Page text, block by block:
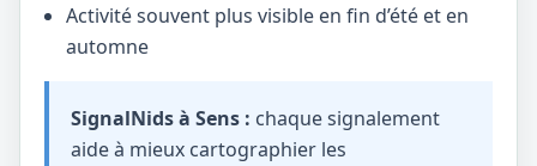
Activité souvent plus visible en fin d’été et en
automne
SignalNids à Sens : chaque signalement
aide à mieux cartographier les